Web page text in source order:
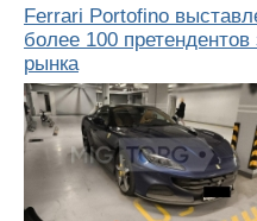
Ferrari Portofino
более 100
рынка